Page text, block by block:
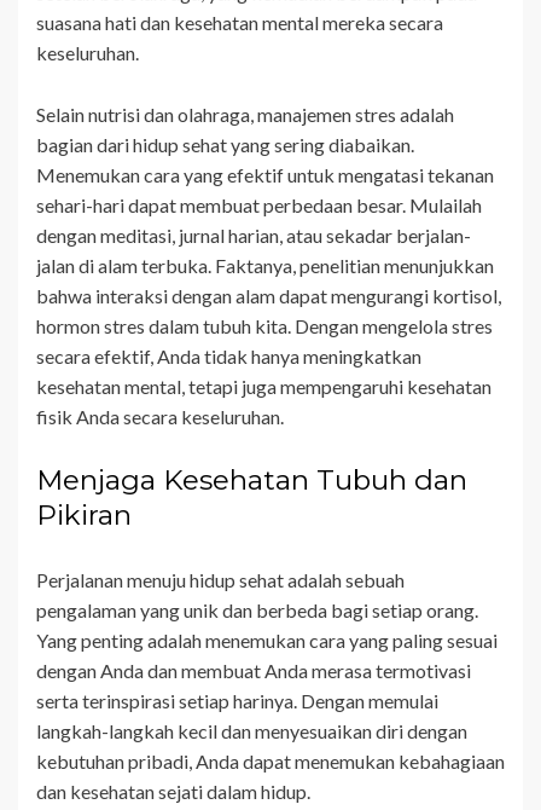
suasana hati dan kesehatan mental mereka secara
keseluruhan.
Selain nutrisi dan olahraga, manajemen stres adalah
bagian dari hidup sehat yang sering diabaikan.
Menemukan cara yang efektif untuk mengatasi tekanan
sehari-hari dapat membuat perbedaan besar. Mulailah
dengan meditasi, jurnal harian, atau sekadar berjalan-
jalan di alam terbuka. Faktanya, penelitian menunjukkan
bahwa interaksi dengan alam dapat mengurangi kortisol,
hormon stres dalam tubuh kita. Dengan mengelola stres
secara efektif, Anda tidak hanya meningkatkan
kesehatan mental, tetapi juga mempengaruhi kesehatan
fisik Anda secara keseluruhan.
Menjaga Kesehatan Tubuh dan
Pikiran
Perjalanan menuju hidup sehat adalah sebuah
pengalaman yang unik dan berbeda bagi setiap orang.
Yang penting adalah menemukan cara yang paling sesuai
dengan Anda dan membuat Anda merasa termotivasi
serta terinspirasi setiap harinya. Dengan memulai
langkah-langkah kecil dan menyesuaikan diri dengan
kebutuhan pribadi, Anda dapat menemukan kebahagiaan
dan kesehatan sejati dalam hidup.